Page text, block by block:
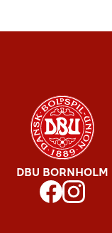
DBU BORNHOLM